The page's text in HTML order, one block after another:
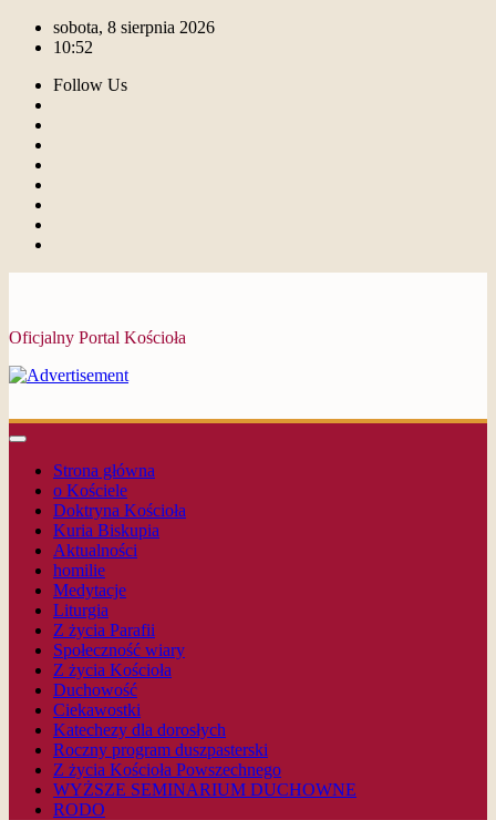
sobota, 8 sierpnia 2026
10:52
Follow Us
Oficjalny Portal Kościoła
Strona główna
o Kościele
Doktryna Kościoła
Kuria Biskupia
Aktualności
homilie
Medytacje
Liturgia
Z życia Parafii
Społeczność wiary
Z życia Kościoła
Duchowość
Ciekawostki
Katechezy dla dorosłych
Roczny program duszpasterski
Z życia Kościoła Powszechnego
WYŻSZE SEMINARIUM DUCHOWNE
RODO